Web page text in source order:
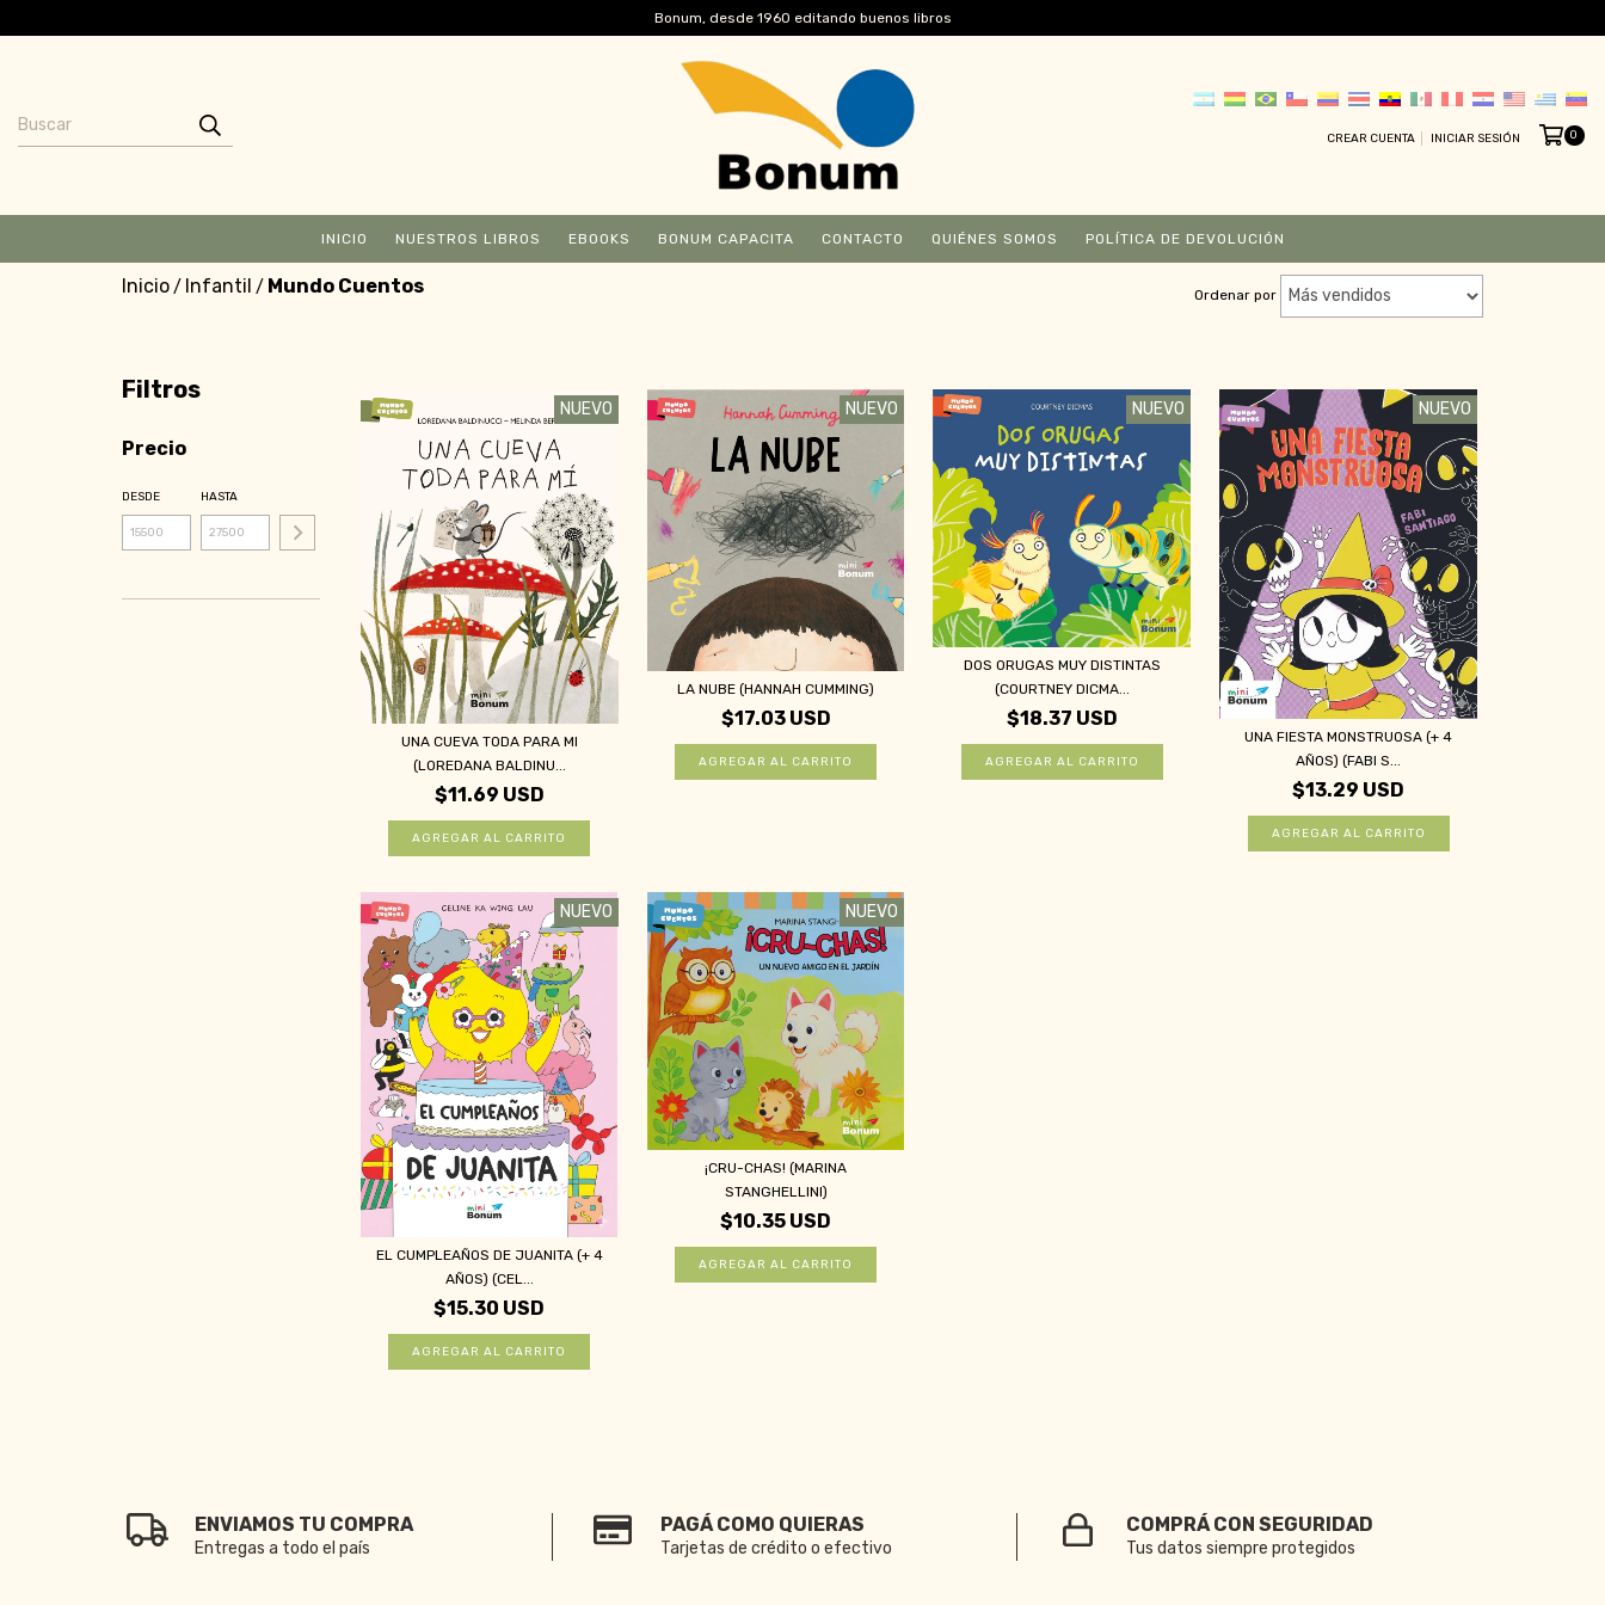
Bonum, desde 1960 editando buenos libros
CREAR CUENTA INICIAR SESIÓN 0
INICIO NUESTROS LIBROS EBOOKS BONUM CAPACITA CONTACTO QUIÉNES SOMOS POLÍTICA DE DEVOLUCIÓN
Inicio/ Infantil / Mundo Cuentos Ordenar por
Filtros
Precio
DESDE HASTA
NUEVO
UNA CUEVA TODA PARA MI
(LOREDANA BALDINU...
$11.69 USD
NUEVO
LA NUBE (HANNAH CUMMING)
$17.03 USD
NUEVO
DOS ORUGAS MUY DISTINTAS
(COURTNEY DICMA...
$18.37 USD
NUEVO
UNA FIESTA MONSTRUOSA (+ 4
AÑOS) (FABI S...
$13.29 USD
NUEVO
EL CUMPLEAÑOS DE JUANITA (+ 4
AÑOS) (CEL...
$15.30 USD
NUEVO
¡CRU-CHAS! (MARINA
STANGHELLINI)
$10.35 USD
ENVIAMOS TU COMPRA
Entregas a todo el país
PAGÁ COMO QUIERAS
Tarjetas de crédito o efectivo
COMPRÁ CON SEGURIDAD
Tus datos siempre protegidos